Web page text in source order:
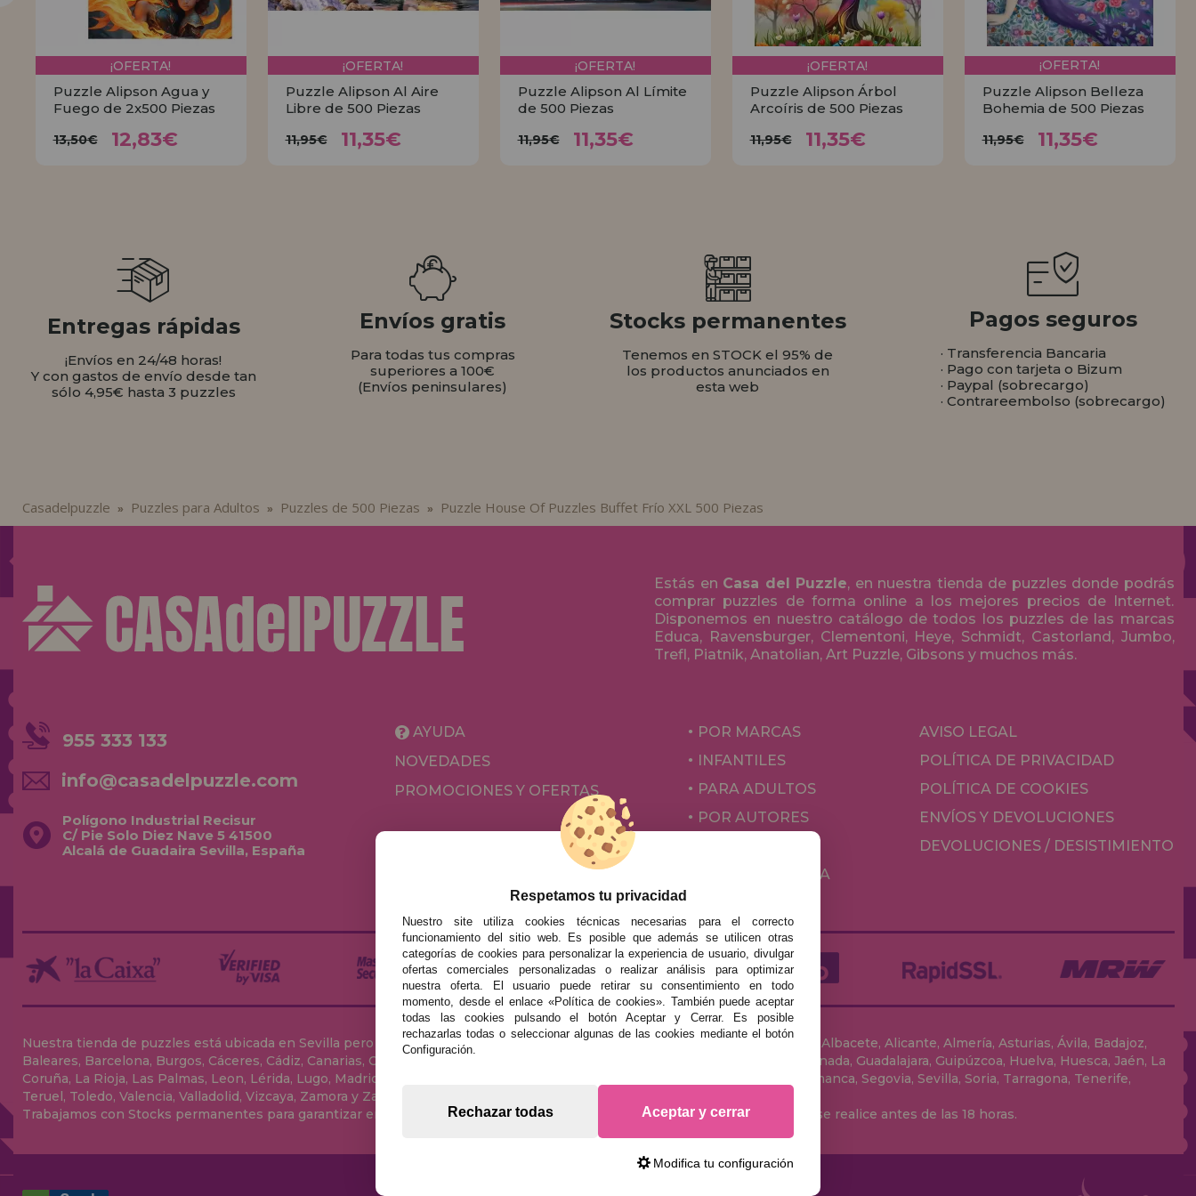
¡OFERTA!
Puzzle Alipson Agua y
Fuego de 2x500 Piezas
13,50€ 12,83€
¡OFERTA!
Puzzle Alipson Al Aire
Libre de 500 Piezas
11,95€ 11,35€
¡OFERTA!
Puzzle Alipson Al Límite
de 500 Piezas
11,95€ 11,35€
¡OFERTA!
Puzzle Alipson Árbol
Arcoíris de 500 Piezas
11,95€ 11,35€
¡OFERTA!
Puzzle Alipson Belleza
Bohemia de 500 Piezas
11,95€ 11,35€
Entregas rápidas
¡Envíos en 24/48 horas!
Y con gastos de envío desde tan
sólo 4,95€ hasta 3 puzzles
Envíos gratis
Para todas tus compras
superiores a 100€
(Envíos peninsulares)
Stocks permanentes
Tenemos en STOCK el 95% de
los productos anunciados en
esta web
Pagos seguros
· Transferencia Bancaria
· Pago con tarjeta o Bizum
· Paypal (sobrecargo)
· Contrareembolso (sobrecargo)
Casadelpuzzle » Puzzles para Adultos » Puzzles de 500 Piezas » Puzzle House Of Puzzles Buffet Frío XXL 500 Piezas
Estás en Casa del Puzzle, en nuestra tienda de puzzles donde podrás
comprar puzzles de forma online a los mejores precios de Internet.
Disponemos en nuestro catálogo de todos los puzzles de las marcas
Educa, Ravensburger, Clementoni, Heye, Schmidt, Castorland, Jumbo,
Trefl, Piatnik, Anatolian, Art Puzzle, Gibsons y muchos más.
955 333 133
info@casadelpuzzle.com
Polígono Industrial Recisur
C/ Pie Solo Diez Nave 5 41500
Alcalá de Guadaira Sevilla, España
AYUDA
NOVEDADES
PROMOCIONES Y OFERTAS
POR MARCAS
INFANTILES
PARA ADULTOS
POR AUTORES
JUEGOS DE MESA
AVISO LEGAL
POLÍTICA DE PRIVACIDAD
POLÍTICA DE COOKIES
ENVÍOS Y DEVOLUCIONES
DEVOLUCIONES / DESISTIMIENTO
Nuestra tienda de puzzles está ubicada en Sevilla pero enviamos tus puzzles a cualquier ciudad del territorio español: Álava, Albacete, Alicante, Almería, Asturias, Ávila, Badajoz,
Baleares, Barcelona, Burgos, Cáceres, Cádiz, Canarias, Cantabria, Castellón, Ceuta, Ciudad Real, Córdoba, Cuenca, Gerona, Granada, Guadalajara, Guipúzcoa, Huelva, Huesca, Jaén, La
Coruña, La Rioja, Las Palmas, Leon, Lérida, Lugo, Madrid, Málaga, Melilla, Murcia, Navarra, Orense, Palencia, Pontevedra, Salamanca, Segovia, Sevilla, Soria, Tarragona, Tenerife,
Teruel, Toledo, Valencia, Valladolid, Vizcaya, Zamora y Zaragoza.
Trabajamos con Stocks permanentes para garantizar entregas rápidas en territorio peninsular, siempre y cuando el pedido se realice antes de las 18 horas.
Respetamos tu privacidad
Nuestro site utiliza cookies técnicas necesarias para el correcto
funcionamiento del sitio web. Es posible que además se utilicen otras
categorías de cookies para personalizar la experiencia de usuario, divulgar
ofertas comerciales personalizadas o realizar análisis para optimizar
nuestra oferta. El usuario puede retirar su consentimiento en todo
momento, desde el enlace «Política de cookies». También puede aceptar
todas las cookies pulsando el botón Aceptar y Cerrar. Es posible
rechazarlas todas o seleccionar algunas de las cookies mediante el botón
Configuración.
Rechazar todas Aceptar y cerrar
Modifica tu configuración